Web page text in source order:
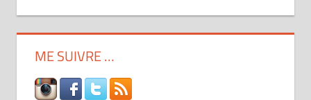
ME SUIVRE …